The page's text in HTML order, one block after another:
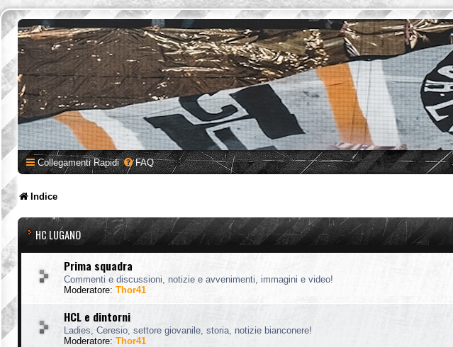
Collegamenti Rapidi FAQ
Indice
HC LUGANO
Prima squadra
Commenti e discussioni, notizie e avvenimenti, immagini e video!
Moderatore: Thor41
HCL e dintorni
Ladies, Ceresio, settore giovanile, storia, notizie bianconere!
Moderatore: Thor41